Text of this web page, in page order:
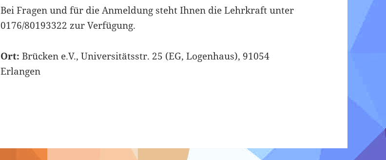
Bei Fragen und für die Anmeldung steht Ihnen die Lehrkraft unter
0176/80193322 zur Verfügung.
Ort:Brücken e.V., Universitätsstr. 25 (EG, Logenhaus), 91054
Erlangen